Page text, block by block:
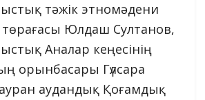
тәжік этномәдени
төрағасы Юлдаш Султанов,
Аналар кеңесінің
орынбасары Гүлсара
аудандық Қоғамдық